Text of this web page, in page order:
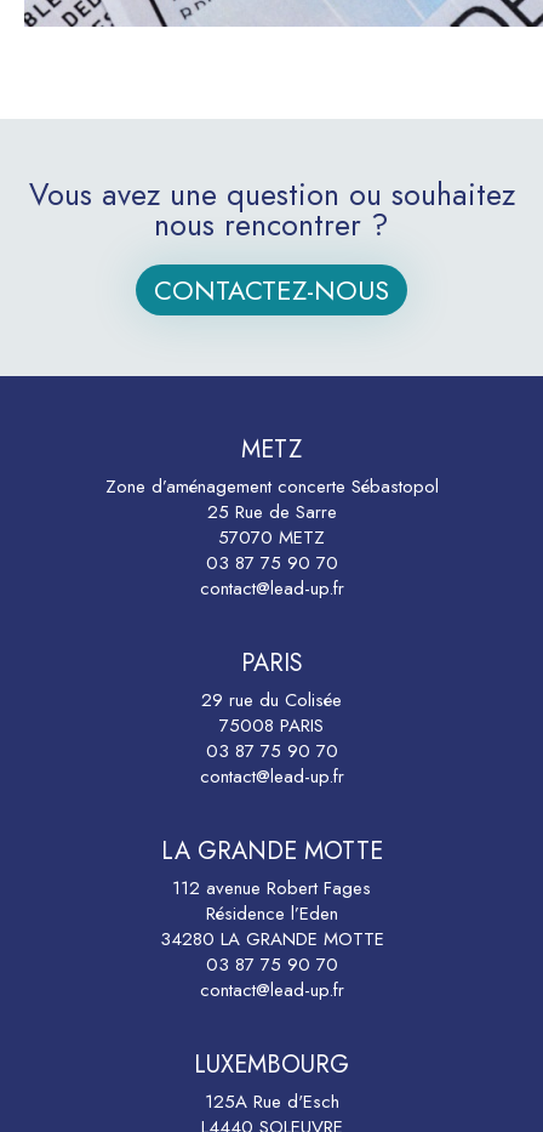
Vous avez une question ou souhaitez
nous rencontrer ?
CONTACTEZ-NOUS
METZ
Zone d’aménagement concerte Sébastopol
25 Rue de Sarre
57070 METZ
03 87 75 90 70
contact@lead-up.fr
PARIS
29 rue du Colisée
75008 PARIS
03 87 75 90 70
contact@lead-up.fr
LA GRANDE MOTTE
112 avenue Robert Fages
Résidence l’Eden
34280 LA GRANDE MOTTE
03 87 75 90 70
contact@lead-up.fr
LUXEMBOURG
125A Rue d'Esch